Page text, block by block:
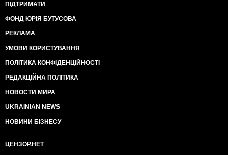
ПІДТРИМАТИ
ФОНД ЮРІЯ БУТУСОВА
РЕКЛАМА
УМОВИ КОРИСТУВАННЯ
ПОЛІТИКА КОНФІДЕНЦІЙНОСТІ
РЕДАКЦІЙНА ПОЛІТИКА
НОВОСТИ МИРА
UKRAINIAN NEWS
НОВИНИ БІЗНЕСУ
ЦЕНЗОР.НЕТ